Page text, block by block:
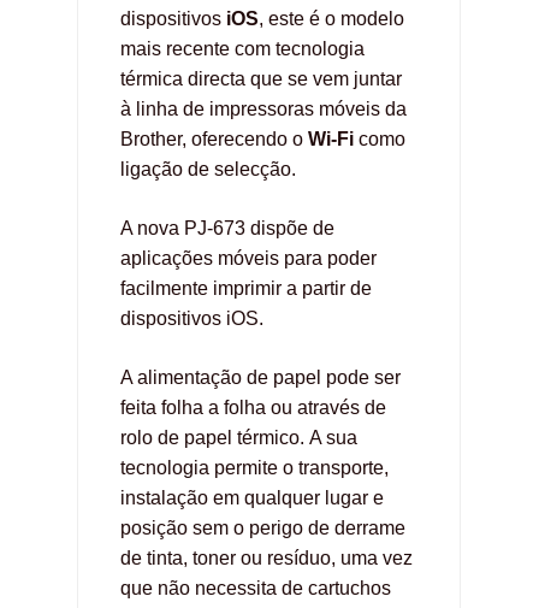
dispositivos iOS, este é o modelo
mais recente com tecnologia
térmica directa que se vem juntar
à linha de impressoras móveis da
Brother, oferecendo o Wi-Fi como
ligação de selecção.
A nova PJ-673 dispõe de
aplicações móveis para poder
facilmente imprimir a partir de
dispositivos iOS.
A alimentação de papel pode ser
feita folha a folha ou através de
rolo de papel térmico. A sua
tecnologia permite o transporte,
instalação em qualquer lugar e
posição sem o perigo de derrame
de tinta, toner ou resíduo, uma vez
que não necessita de cartuchos